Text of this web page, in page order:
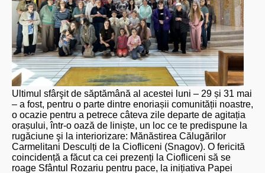
Ultimul sfârşit de săptămână al acestei luni – 29 și 31 mai
– a fost, pentru o parte dintre enoriașii comunității noastre,
o ocazie pentru a petrece câteva zile departe de agitația
orașului, într-o oază de liniște, un loc ce te predispune la
rugăciune şi la interiorizare: Mănăstirea Călugărilor
Carmelitani Desculți de la Ciofliceni (Snagov). O fericită
coincidență a făcut ca cei prezenți la Ciofliceni să se
roage Sfântul Rozariu pentru pace, la inițiativa Papei